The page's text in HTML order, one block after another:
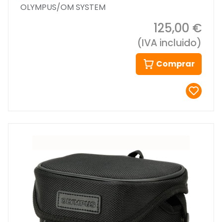
OLYMPUS/OM SYSTEM
125,00 €
(IVA incluido)
Comprar